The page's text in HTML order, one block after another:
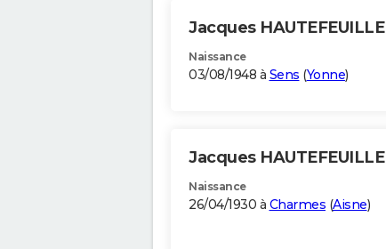
Jacques HAUTEFEUILLE
Naissance
03/08/1948 à Sens (Yonne)
Jacques HAUTEFEUILLE
Naissance
26/04/1930 à Charmes (Aisne)